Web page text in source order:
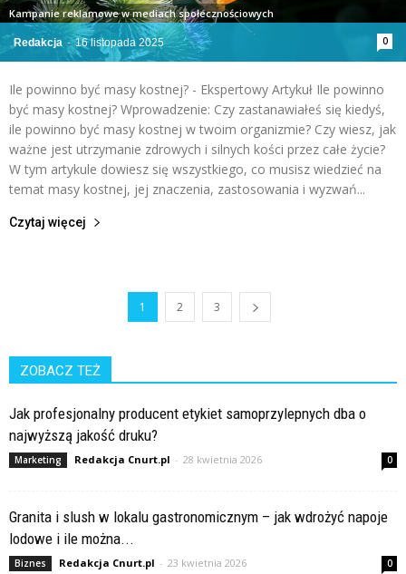
Redakcja - 16 listopada 2025 0
Kampanie reklamowe w mediach społecznościowych
Ile powinno być masy kostnej? - Ekspertowy Artykuł Ile powinno
być masy kostnej? Wprowadzenie: Czy zastanawiałeś się kiedyś,
ile powinno być masy kostnej w twoim organizmie? Czy wiesz, jak
ważne jest utrzymanie zdrowych i silnych kości przez całe życie?
W tym artykule dowiesz się wszystkiego, co musisz wiedzieć na
temat masy kostnej, jej znaczenia, zastosowania i wyzwań...
Czytaj więcej
1 2 3
ZOBACZ TEŻ
Jak profesjonalny producent etykiet samoprzylepnych dba o
najwyższą jakość druku?
Marketing Redakcja Cnurt.pl - 28 kwietnia 2026 0
Granita i slush w lokalu gastronomicznym – jak wdrożyć napoje
lodowe i ile można...
Biznes Redakcja Cnurt.pl - 23 kwietnia 2026 0